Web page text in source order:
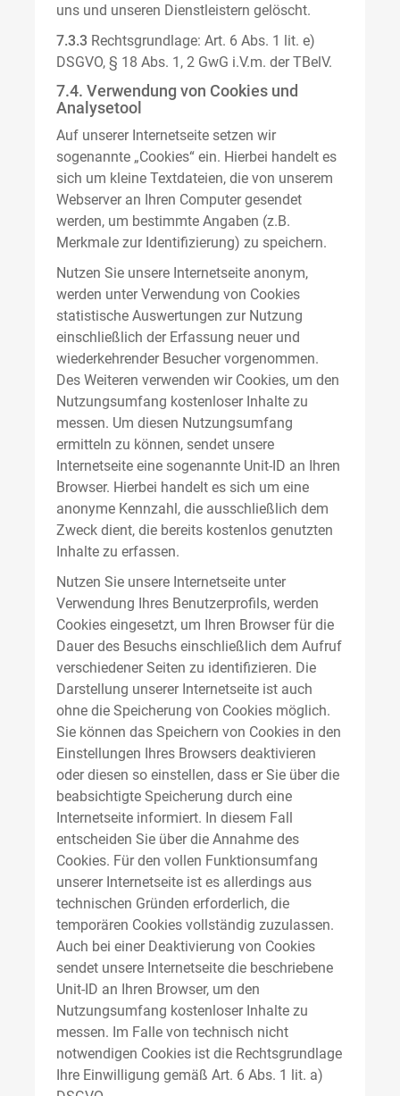
uns und unseren Dienstleistern gelöscht.
7.3.3 Rechtsgrundlage: Art. 6 Abs. 1 lit. e)
DSGVO, § 18 Abs. 1, 2 GwG i.V.m. der TBelV.
7.4. Verwendung von Cookies und
Analysetool
Auf unserer Internetseite setzen wir
sogenannte „Cookies“ ein. Hierbei handelt es
sich um kleine Textdateien, die von unserem
Webserver an Ihren Computer gesendet
werden, um bestimmte Angaben (z.B.
Merkmale zur Identifizierung) zu speichern.
Nutzen Sie unsere Internetseite anonym,
werden unter Verwendung von Cookies
statistische Auswertungen zur Nutzung
einschließlich der Erfassung neuer und
wiederkehrender Besucher vorgenommen.
Des Weiteren verwenden wir Cookies, um den
Nutzungsumfang kostenloser Inhalte zu
messen. Um diesen Nutzungsumfang
ermitteln zu können, sendet unsere
Internetseite eine sogenannte Unit-ID an Ihren
Browser. Hierbei handelt es sich um eine
anonyme Kennzahl, die ausschließlich dem
Zweck dient, die bereits kostenlos genutzten
Inhalte zu erfassen.
Nutzen Sie unsere Internetseite unter
Verwendung Ihres Benutzerprofils, werden
Cookies eingesetzt, um Ihren Browser für die
Dauer des Besuchs einschließlich dem Aufruf
verschiedener Seiten zu identifizieren. Die
Darstellung unserer Internetseite ist auch
ohne die Speicherung von Cookies möglich.
Sie können das Speichern von Cookies in den
Einstellungen Ihres Browsers deaktivieren
oder diesen so einstellen, dass er Sie über die
beabsichtigte Speicherung durch eine
Internetseite informiert. In diesem Fall
entscheiden Sie über die Annahme des
Cookies. Für den vollen Funktionsumfang
unserer Internetseite ist es allerdings aus
technischen Gründen erforderlich, die
temporären Cookies vollständig zuzulassen.
Auch bei einer Deaktivierung von Cookies
sendet unsere Internetseite die beschriebene
Unit-ID an Ihren Browser, um den
Nutzungsumfang kostenloser Inhalte zu
messen. Im Falle von technisch nicht
notwendigen Cookies ist die Rechtsgrundlage
Ihre Einwilligung gemäß Art. 6 Abs. 1 lit. a)